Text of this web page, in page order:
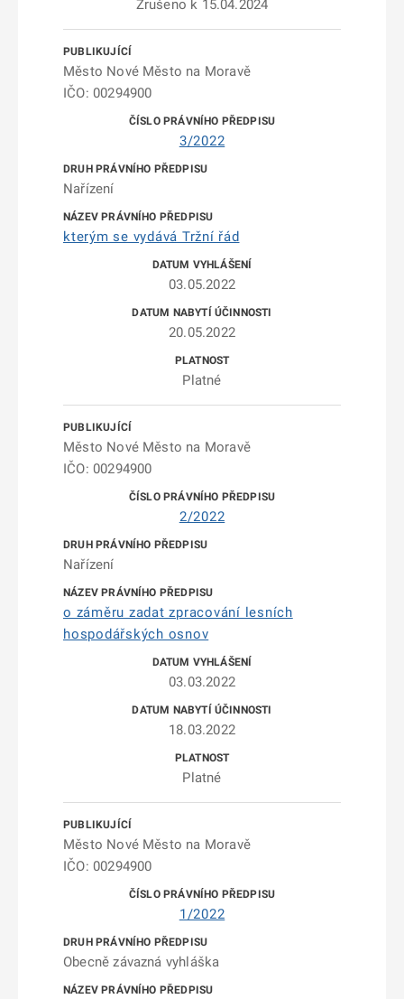
Zrušeno k 15.04.2024
Město Nové Město na Moravě
IČO: 00294900
3/2022
Nařízení
kterým se vydává Tržní řád
03.05.2022
20.05.2022
Platné
Město Nové Město na Moravě
IČO: 00294900
2/2022
Nařízení
o záměru zadat zpracování lesních
hospodářských osnov
03.03.2022
18.03.2022
Platné
Město Nové Město na Moravě
IČO: 00294900
1/2022
Obecně závazná vyhláška